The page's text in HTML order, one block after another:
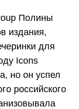
Полины
издания,
для
Icons
но он успел
российского